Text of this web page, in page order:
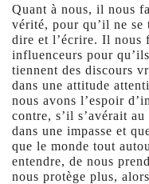
Quant à nous, il nous
vérité, pour qu’il ne se
dire et l’écrire. Il nous
influenceurs pour
tiennent des discours
dans une attitude
nous avons l’espoir
contre, s’il s’avérait
dans une impasse et
que le monde tout
entendre, de nous
nous protège plus,